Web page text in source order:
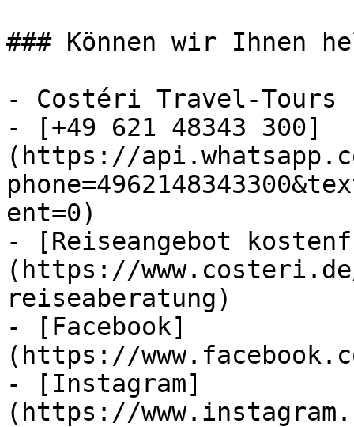
### Können wir Ihnen
- Costéri Travel-Tours
- [+49 621 48343 300]
(https://
ent=0)
- [Reiseangebot
(https://
reiseaberatung)
- [Facebook]
(https://
- [Instagram]
(https://